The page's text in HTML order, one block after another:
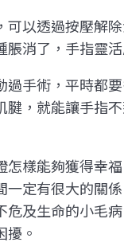
可以透過按壓解
脹消了，手指靈
過手術，平時都
腱，就能讓手指
怎樣能夠獲得幸
一定有很大的關
危及生命的小毛
擾。